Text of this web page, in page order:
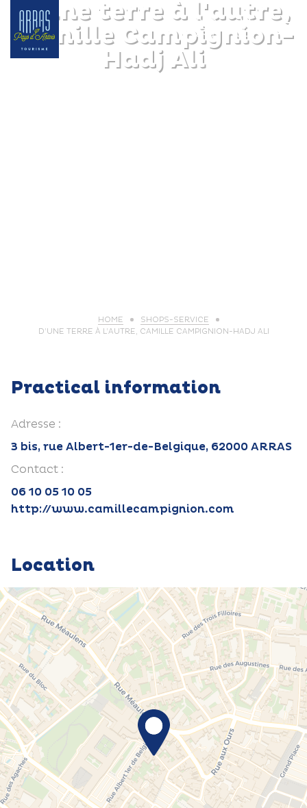
D'une terre à l'autre,
Camille Campignion-
Hadj Ali
HOME
SHOPS-SERVICE
D’UNE TERRE À L’AUTRE, CAMILLE CAMPIGNION-HADJ ALI
Practical information
Adresse :
3 bis, rue Albert-1er-de-Belgique, 62000 ARRAS
Contact :
06 10 05 10 05
http://www.camillecampignion.com
Location